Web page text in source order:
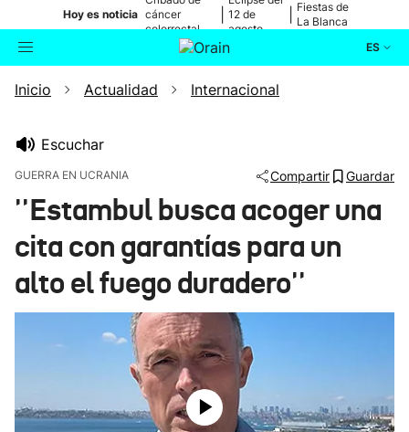
Hoy es noticia cáncer
colorrectal
12 de
agosto
Fiestas de
La Blanca
ES
Buscador Actualidad
Ikusmiran
Eguraldia
Inicio Actualidad Internacional
Escuchar
GUERRA EN UCRANIA Compartir Guardar
''Estambul busca acoger una
cita con garantías para un
alto el fuego duradero''